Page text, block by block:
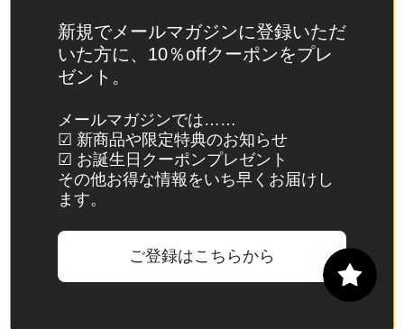
(CHF
CHF)
スウ
デン
(SEK
kr)
スバ
島・
新規でメールマガジンに登録いただ
いた方に、10％offクーポンをプレ
ゼント。
メールマガジンでは……
☑ 新商品や限定特典のお知らせ
☑ お誕生日クーポンプレゼント
その他お得な情報をいち早くお届けし
ます。
ご登録はこちらから